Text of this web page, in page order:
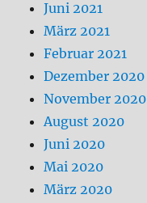
Juni 2021
März 2021
Februar 2021
Dezember 2020
November 2020
August 2020
Juni 2020
Mai 2020
März 2020